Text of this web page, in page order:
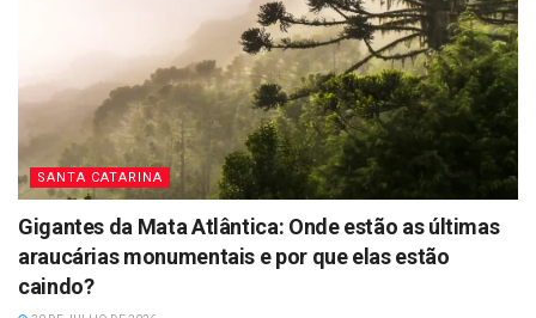
SANTA CATARINA
Gigantes da Mata Atlântica: Onde estão as últimas
araucárias monumentais e por que elas estão
caindo?